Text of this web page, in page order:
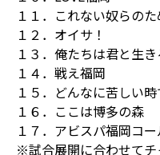
１１．これない奴らの
１２．オイサ！
１３．俺たちは君と生き
１４．戦え福岡
１５．どんなに苦しい時
１６．ここは博多の森
１７．アビスパ福岡コー
※試合展開に合わせてチ